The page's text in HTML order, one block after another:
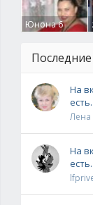
Юнона6
На
Лена
На